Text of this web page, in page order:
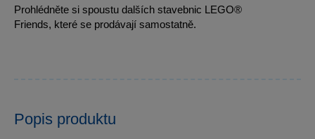
Prohlédněte si spoustu dalších stavebnic LEGO®
Friends, které se prodávají samostatně.
Popis produktu